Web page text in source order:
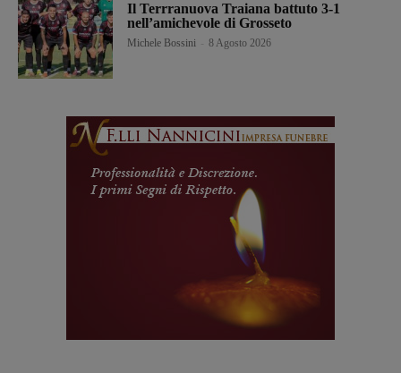
Il Terrranuova Traiana battuto 3-1
nell’amichevole di Grosseto
Michele Bossini 8 Agosto 2026